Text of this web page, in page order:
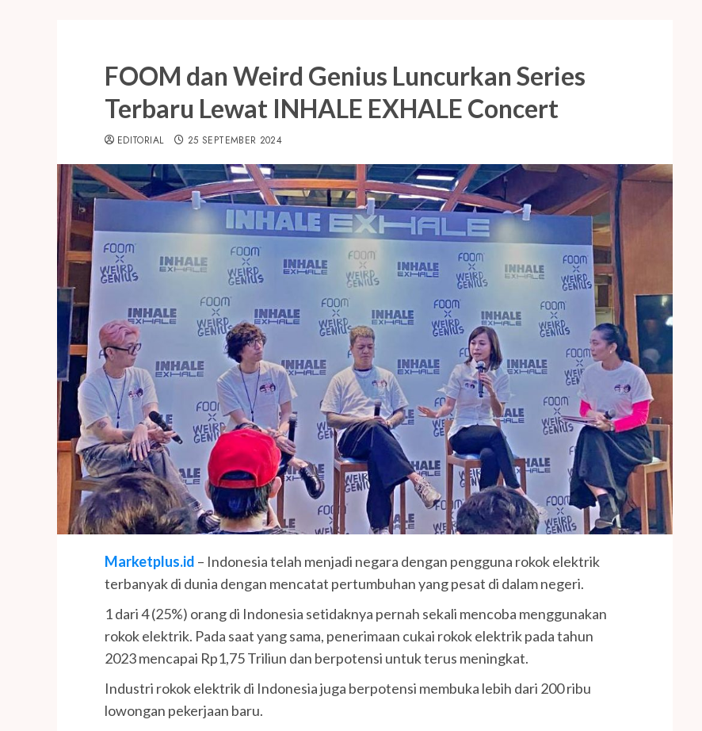
FOOM dan Weird Genius Luncurkan Series
Terbaru Lewat INHALE EXHALE Concert
EDITORIAL 25 SEPTEMBER 2024
Marketplus.id – Indonesia telah menjadi negara dengan pengguna rokok elektrik
terbanyak di dunia dengan mencatat pertumbuhan yang pesat di dalam negeri.
1 dari 4 (25%) orang di Indonesia setidaknya pernah sekali mencoba menggunakan
rokok elektrik. Pada saat yang sama, penerimaan cukai rokok elektrik pada tahun
2023 mencapai Rp1,75 Triliun dan berpotensi untuk terus meningkat.
Industri rokok elektrik di Indonesia juga berpotensi membuka lebih dari 200 ribu
lowongan pekerjaan baru.